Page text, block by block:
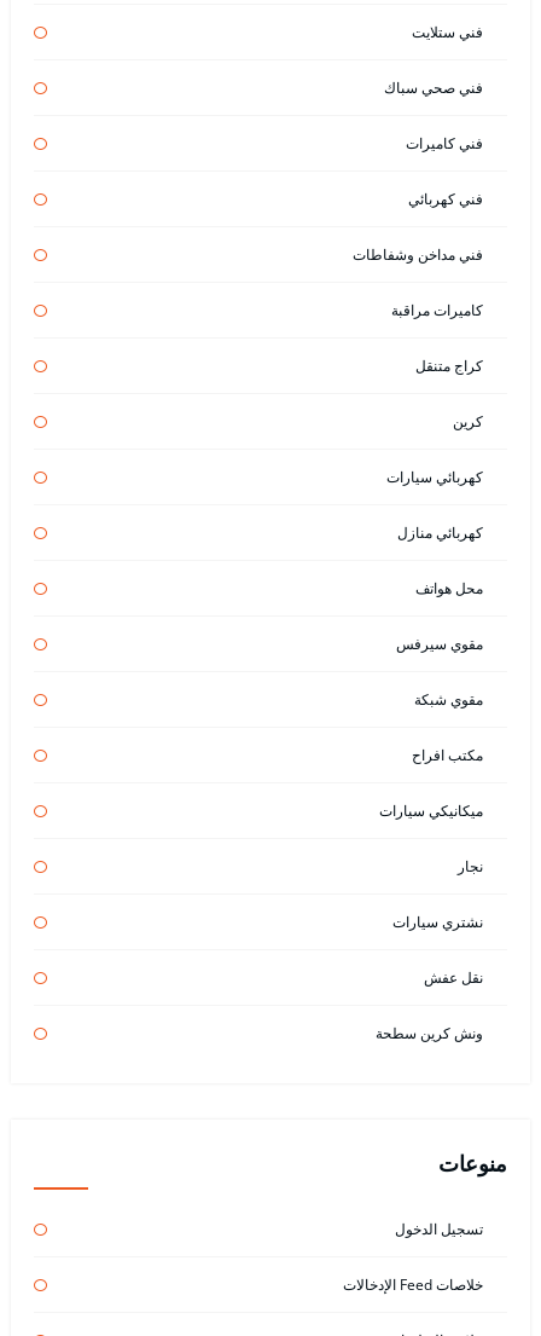
فني ستلايت
فني صحي سباك
فني كاميرات
فني كهربائي
فني مداخن وشفاطات
كاميرات مراقبة
كراج متنقل
كرين
كهربائي سيارات
كهربائي منازل
محل هواتف
مقوي سيرفس
مقوي شبكة
مكتب افراح
ميكانيكي سيارات
نجار
نشتري سيارات
نقل عفش
ونش كرين سطحة
منوعات
تسجيل الدخول
خلاصات Feed الإدخالات